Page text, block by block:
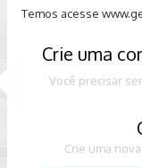
Temos acesse
Crie uma
Você precisar
Crie uma